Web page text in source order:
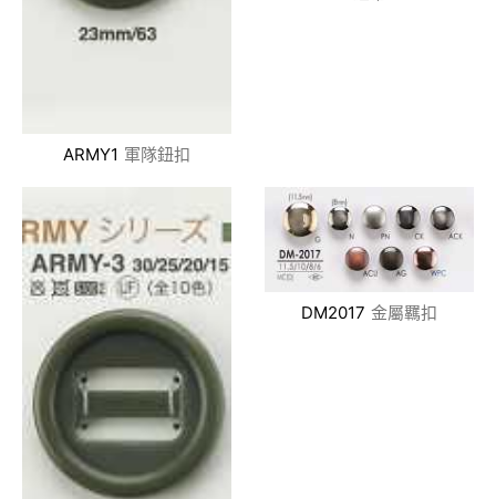
ARMY1 軍隊鈕扣
DM2017 金屬羈扣